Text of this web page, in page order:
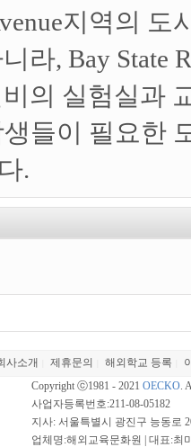
지역의 도
라, Bay State
의 실험실과
들이 필요한
.
사소개 제휴문의 해외학교 등록
Copyright ⓒ1981 - 2021 OECKO.
사업자등록번호:211-08-05182
지사: 서울특별시 광진구 능동로
업체명:해외교육문화원 | 대표:최